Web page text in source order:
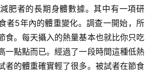
肥者的長期身體數據。其中有一項研
者5年內的體重變化。調查一開始，所
食。每天攝入的熱量基本也就比你只吃
一點點而已。經過了一段時間這種低熱
者的體重確實輕了很多。被試者在節食